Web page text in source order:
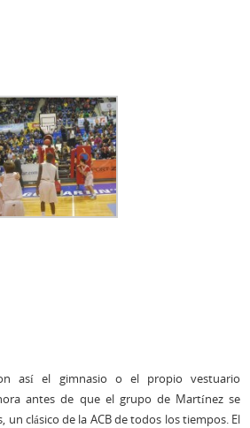
así el gimnasio o el propio vestuario
antes de que el grupo de Martínez se
un clásico de la ACB de todos los tiempos. El